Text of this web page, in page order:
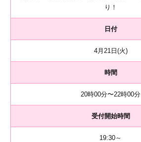
り！
日付
4月21日(火)
時間
20時00分〜22時00分
受付開始時間
19:30～